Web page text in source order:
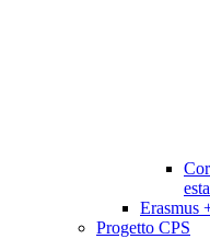
Erasmus
Progetto CPS